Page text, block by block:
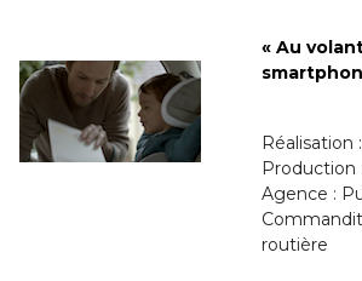
« Au
Réalisation
Production
Agence :
routière